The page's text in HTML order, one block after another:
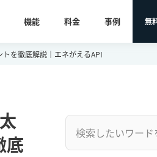
機能 料金 事例 無
を徹底解説｜エネがえるAPI
底